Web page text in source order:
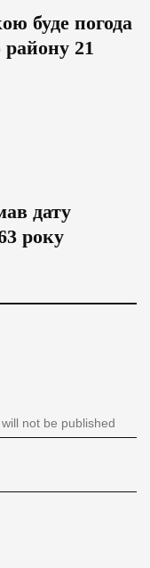
буде погода
21
дату
року